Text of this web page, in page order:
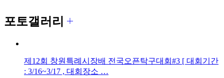
포토갤러리
제12회 창원특례시장배 전국오픈탁구대회#3 [ 대회기간
: 3/16~3/17 , 대회장소 …